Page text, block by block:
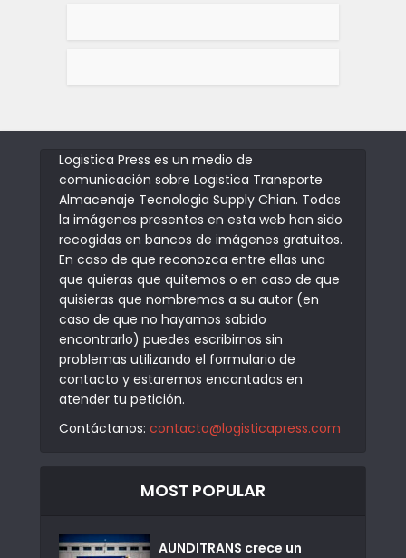
Logistica Press es un medio de
comunicación sobre Logistica Transporte
Almacenaje Tecnologia Supply Chian. Todas
la imágenes presentes en esta web han sido
recogidas en bancos de imágenes gratuitos.
En caso de que reconozca entre ellas una
que quieras que quitemos o en caso de que
quisieras que nombremos a su autor (en
caso de que no hayamos sabido
encontrarlo) puedes escribirnos sin
problemas utilizando el formulario de
contacto y estaremos encantados en
atender tu petición.
Contáctanos: contacto@logisticapress.com
MOST POPULAR
AUNDITRANS crece un